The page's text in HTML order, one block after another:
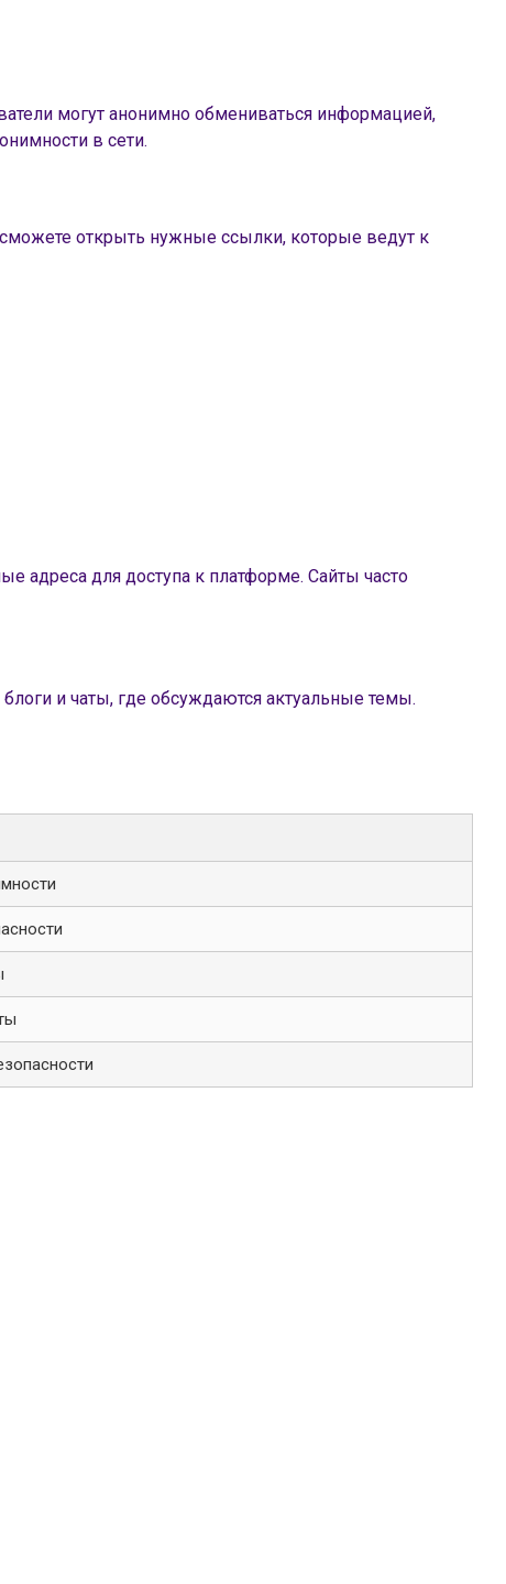
могут анонимно обмениваться информацией,
в сети.
сможете открыть нужные ссылки, которые ведут к
адреса для доступа к платформе. Сайты часто
и чаты, где обсуждаются актуальные темы.